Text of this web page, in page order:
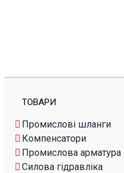
ТОВАРИ
Промислові шланги
Компенсатори
Промислова арматура
Силова гідравліка